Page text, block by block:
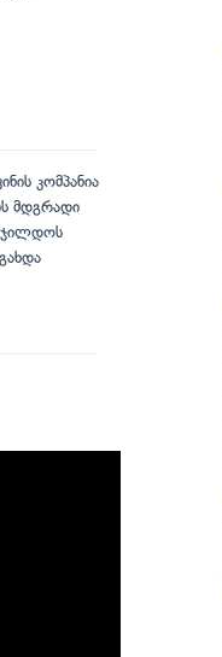
კომპანია
მდგრადი
ჯილდოს